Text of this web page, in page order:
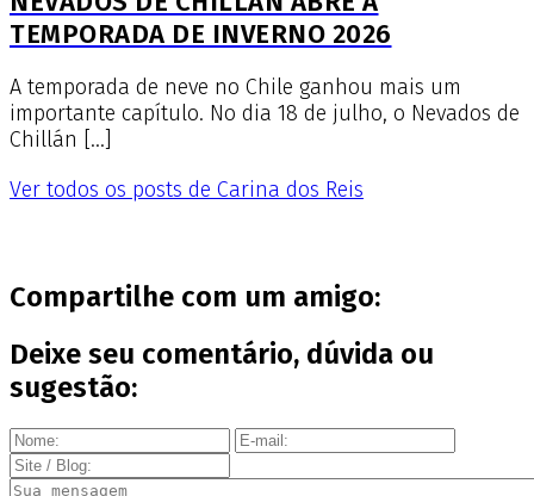
TEMPORADA DE INVERNO 2026
A temporada de neve no Chile ganhou mais um
importante capítulo. No dia 18 de julho, o Nevados de
Chillán […]
Ver todos os posts de Carina dos Reis
Compartilhe com um amigo:
Deixe seu comentário, dúvida ou
sugestão: